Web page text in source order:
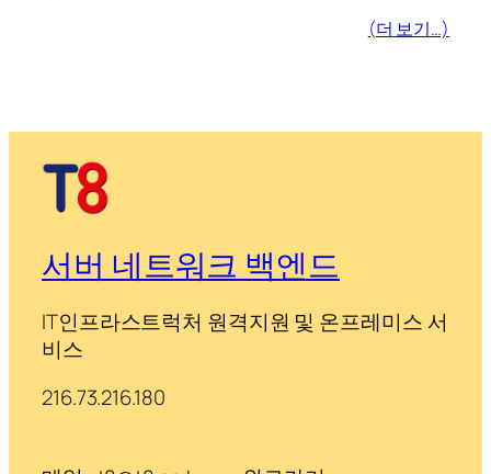
(더 보기…)
서버 네트워크 백엔드
IT인프라스트럭처 원격지원 및 온프레미스 서
비스
216.73.216.180